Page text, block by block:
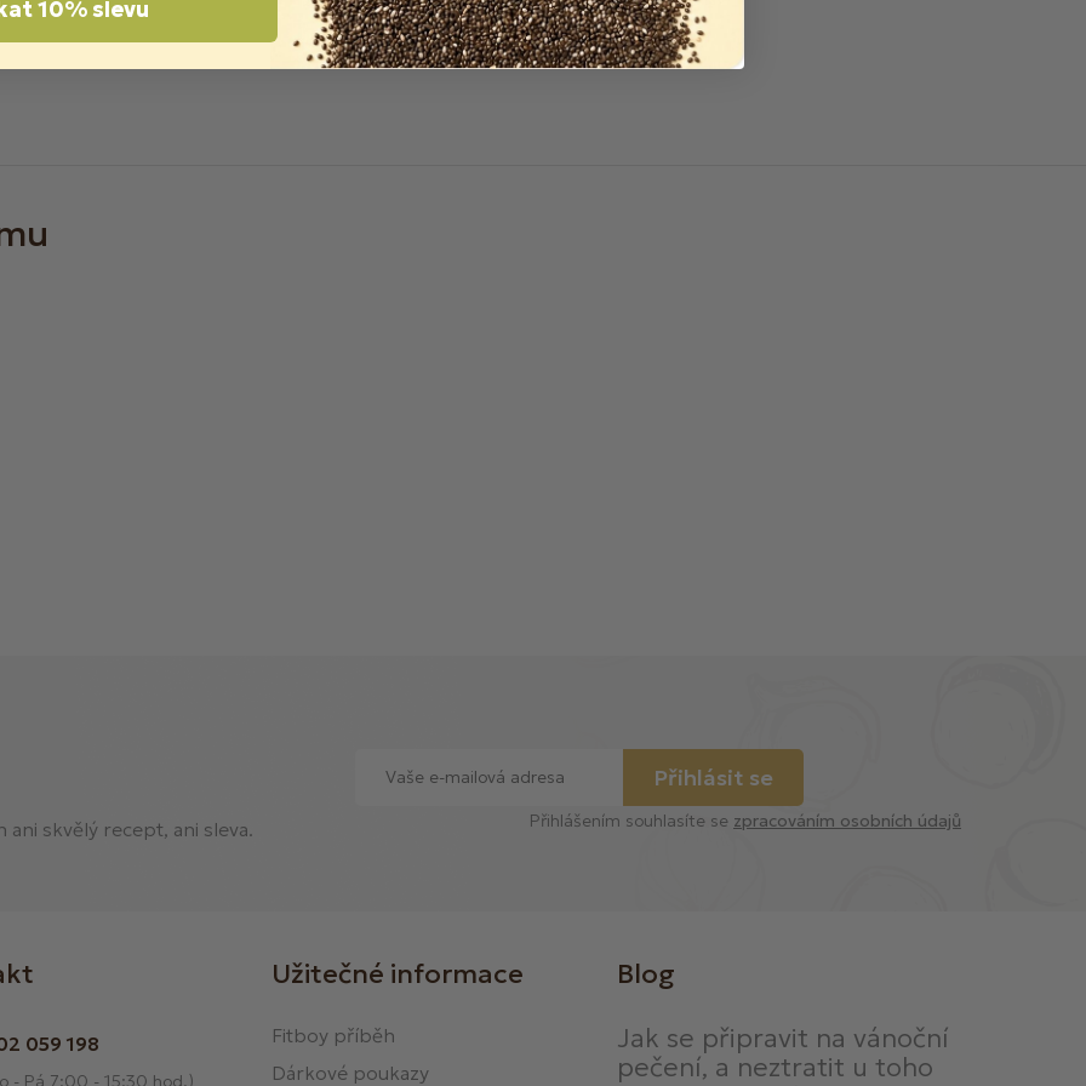
ani skvělý recept, ani sleva.
Přihlásit se
Přihlášením souhlasíte se zpracováním osobních údajů
059 198
- Pá 7:00 - 15:30 hod.)
Užitečné informace
Fitboy příběh
Dárkové poukazy
Blog
Jak se připravit na vánoční
pečení, a neztratit u toho
10% slevu